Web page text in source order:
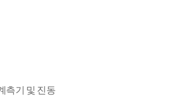
측기 및 진동